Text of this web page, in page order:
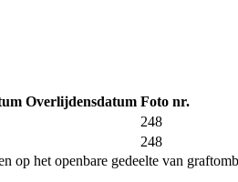
Overlijdensdatum Foto nr.
248
248
op het openbare gedeelte van